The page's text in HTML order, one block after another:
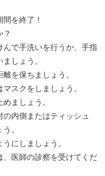
を終了！
で手洗いを行うか、手指
しょう。
を保ちましょう。
スクをしましょう。
ましょう。
内側またはティッシュ
。
にしましょう。
医師の診察を受けてくだ